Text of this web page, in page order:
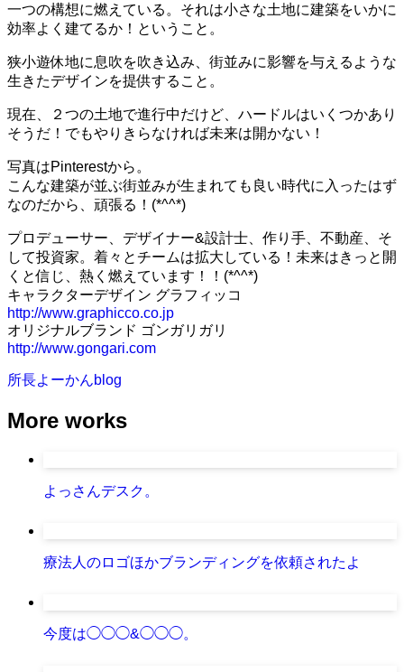
一つの構想に燃えている。それは小さな土地に建築をいかに
効率よく建てるか！ということ。
狭小遊休地に息吹を吹き込み、街並みに影響を与えるような
生きたデザインを提供すること。
現在、２つの土地で進行中だけど、ハードルはいくつかあり
そうだ！でもやりきらなければ未来は開かない！
写真はPinterestから。
こんな建築が並ぶ街並みが生まれても良い時代に入ったはず
なのだから、頑張る！(*^^*)
プロデューサー、デザイナー&設計士、作り手、不動産、そ
して投資家。着々とチームは拡大している！未来はきっと開
くと信じ、熱く燃えています！！(*^^*)
キャラクターデザイン グラフィッコ
http://www.graphicco.co.jp
オリジナルブランド ゴンガリガリ
http://www.gongari.com
所長よーかんblog
More works
よっさんデスク。
療法人のロゴほかブランディングを依頼されたよ
今度は◯◯◯&◯◯◯。